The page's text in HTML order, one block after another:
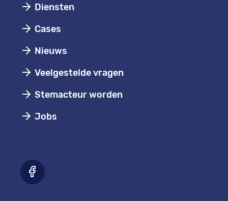
Diensten
Cases
Nieuws
Veelgestelde vragen
Stemacteur worden
Jobs